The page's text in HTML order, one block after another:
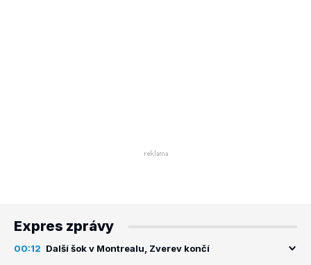
Expres zprávy
00:12 Další šok v Montrealu, Zverev končí